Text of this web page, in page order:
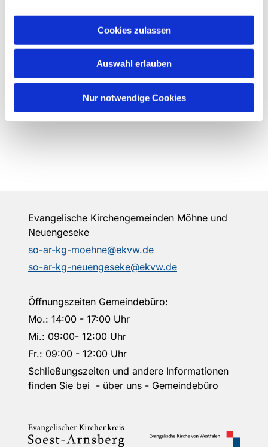
Cookies zulassen
Auswahl erlauben
Nur notwendige Cookies
Evangelische Kirchengemeinden Möhne und
Neuengeseke
so-ar-kg-moehne@ekvw.de
so-ar-kg-neuengeseke@ekvw.de
Öffnungszeiten Gemeindebüro:
Mo.: 14:00 - 17:00 Uhr
Mi.: 09:00- 12:00 Uhr
Fr.: 09:00 - 12:00 Uhr
Schließungszeiten und andere Informationen
finden Sie bei - über uns - Gemeindebüro